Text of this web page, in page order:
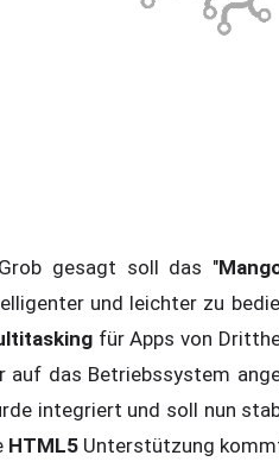
gesagt soll das "
und leichter zu
für Apps von
auf das Betriebssystem
integriert und soll nun
HTML5 Unterstützung